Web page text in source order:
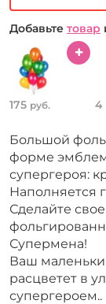
Добавьте товар
175 руб. 4
Большой
форме
супергероя:
Наполняется
Сделайте
Супермена!
Ваш
расцветет в
супергероем..